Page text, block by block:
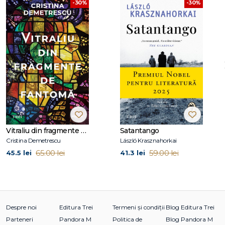
nominalizat, printre altele, la Premiul BAFTA pentru cel mai
bun film străin.
La Editura Trei au apărut romaneleFiul,Vânătorii de capete
Regatul, duologiaSânge pe zăpadă șiSoare în miez de
noapte, volumulSpecialistul în gelozie
și alte povestiri,
precum și primele opt volume din seriaHarry Hole:Liliacul
Cărăbușii,Pasărea cu piept roșu Nemesis,Steaua
diavolului,Mântuitorul,Omul de zăpadășiLeopardul.
-30%
Vitraliu din fragmente de fantomă
Cristina Demetrescu
45.5 lei 65.00 lei
-30%
Satantango
László Krasznahorkai
41.3 lei 59.00 lei
Despre noi
Parteneri
Editura Trei
Pandora M
Termeni și condiții
Politica de
Blog Editura Trei
Blog Pandora M